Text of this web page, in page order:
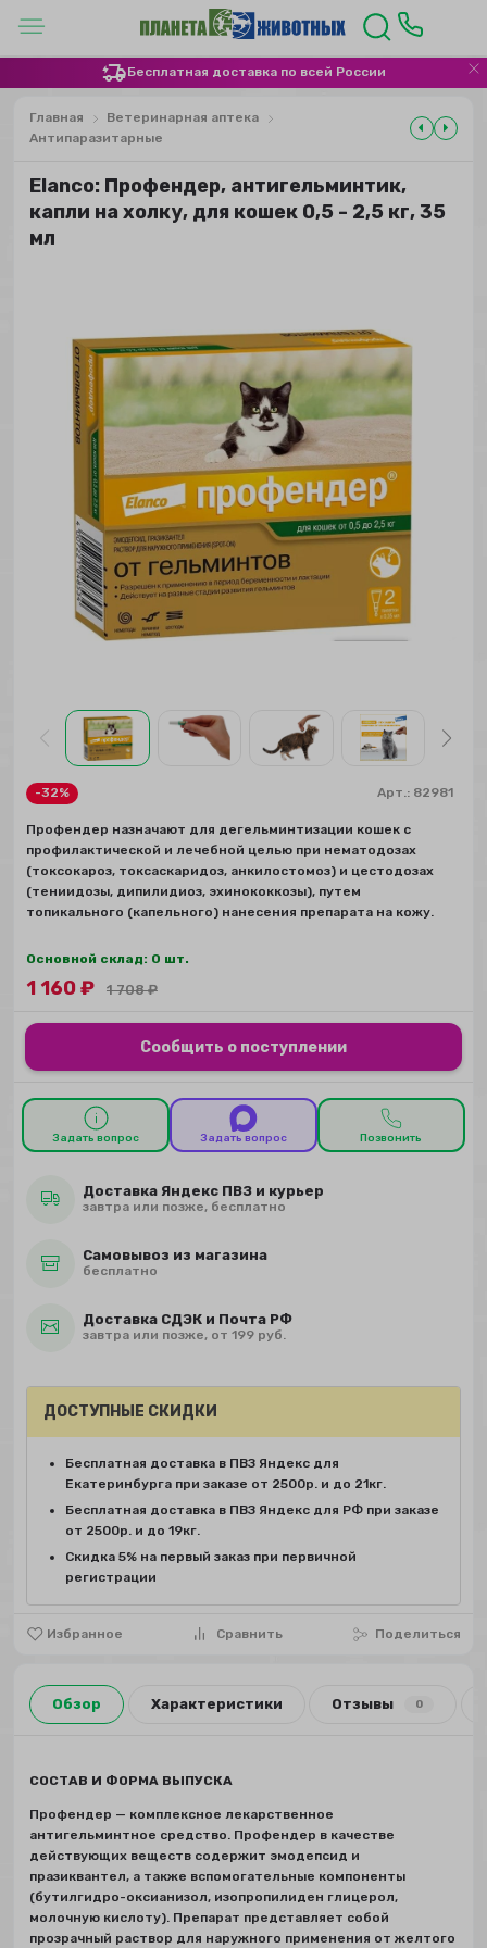
Бесплатная доставка по всей России
Главная
Ветеринарная аптека
Антипаразитарные
Elanco: Профендер, антигельминтик,
капли на холку, для кошек 0,5 - 2,5 кг, 35
мл
-32% Арт.: 82981
Профендер назначают для дегельминтизации кошек с
профилактической и лечебной целью при нематодозах
(токсокароз, токсаскаридоз, анкилостомоз) и цестодозах
(тениидозы, дипилидиоз, эхинококкозы), путем
топикального (капельного) нанесения препарата на кожу.
Основной склад: 0 шт.
1 160₽ 1 708₽
Сообщить о поступлении
Задать вопрос Задать вопрос Позвонить
Доставка Яндекс ПВЗ и курьер
завтра или позже, бесплатно
Самовывоз из магазина
бесплатно
Доставка СДЭК и Почта РФ
завтра или позже, от 199 руб.
Избранное Сравнить Поделиться
ДОСТУПНЫЕ СКИДКИ
Бесплатная доставка в ПВЗ Яндекс для
Екатеринбурга при заказе от 2500р. и до 21кг.
Бесплатная доставка в ПВЗ Яндекс для РФ при заказе
от 2500р. и до 19кг.
Скидка 5% на первый заказ при первичной
регистрации
Обзор Характеристики Отзывы 0
СОСТАВ И ФОРМА ВЫПУСКА
Профендер — комплексное лекарственное
антигельминтное средство. Профендер в качестве
действующих веществ содержит эмодепсид и
празиквантел, а также вспомогательные компоненты
(бутилгидро-оксианизол, изопропилиден глицерол,
молочную кислоту). Препарат представляет собой
прозрачный раствор для наружного применения от желтого